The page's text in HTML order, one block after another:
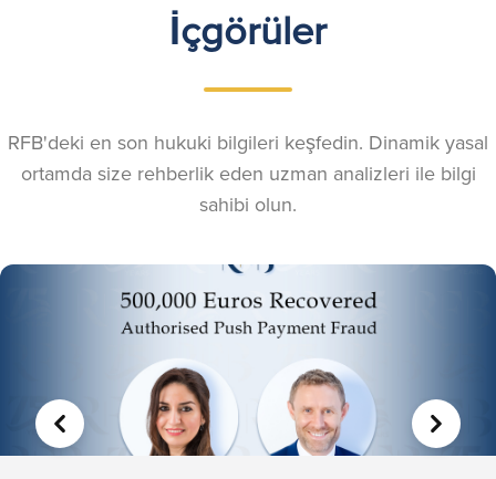
İçgörüler
RFB'deki en son hukuki bilgileri keşfedin. Dinamik yasal
ortamda size rehberlik eden uzman analizleri ile bilgi
sahibi olun.
ÖNCEKI